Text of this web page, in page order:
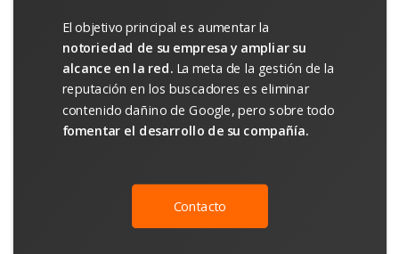
El objetivo principal es aumentar la
notoriedad de su empresa y ampliar su
alcance en la red.La meta de la gestión de la
reputación en los buscadores es eliminar
contenido dañino de Google, pero sobre todo
fomentar el desarrollo de su compañía.
Contacto